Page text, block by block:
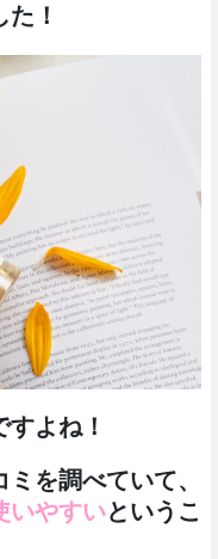
！
よね！
を調べていて、
いやすいというこ